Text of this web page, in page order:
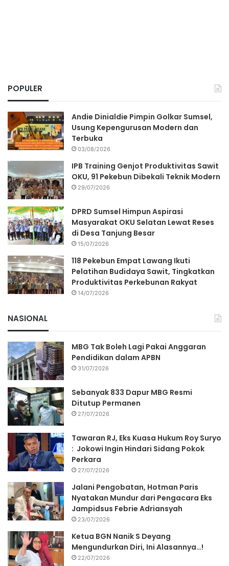
POPULER
Andie Dinialdie Pimpin Golkar Sumsel,
Usung Kepengurusan Modern dan
Terbuka
03/08/2026
IPB Training Genjot Produktivitas Sawit
OKU, 91 Pekebun Dibekali Teknik Modern
29/07/2026
DPRD Sumsel Himpun Aspirasi
Masyarakat OKU Selatan Lewat Reses
di Desa Tanjung Besar
15/07/2026
118 Pekebun Empat Lawang Ikuti
Pelatihan Budidaya Sawit, Tingkatkan
Produktivitas Perkebunan Rakyat
14/07/2026
NASIONAL
MBG Tak Boleh Lagi Pakai Anggaran
Pendidikan dalam APBN
31/07/2026
Sebanyak 833 Dapur MBG Resmi
Ditutup Permanen
27/07/2026
Tawaran RJ, Eks Kuasa Hukum Roy Suryo
: Jokowi Ingin Hindari Sidang Pokok
Perkara
27/07/2026
Jalani Pengobatan, Hotman Paris
Nyatakan Mundur dari Pengacara Eks
Jampidsus Febrie Adriansyah
23/07/2026
Ketua BGN Nanik S Deyang
Mengundurkan Diri, Ini Alasannya…!
22/07/2026